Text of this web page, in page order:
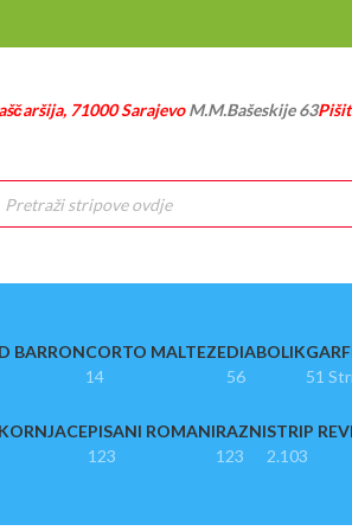
71000 SarajevoM.M.Bašeskije 63
BARRONCORTO MALTEZE
14
DIABOLIK
56
51
PISANI ROMANI
123
RAZNI
123
STRIP
2.103